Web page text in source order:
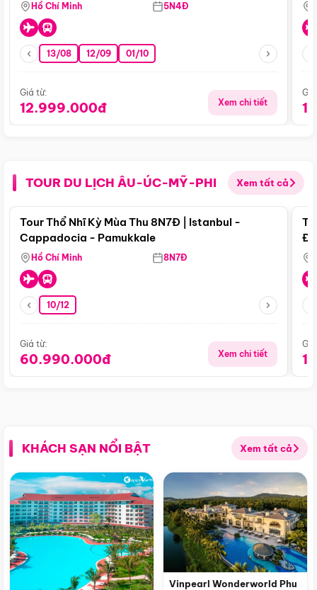
Hồ Chí Minh 5N4Đ
13/08 12/09 01/10
Giá từ:
12.999.000đ Xem chi tiết
TOUR DU LỊCH ÂU-ÚC-MỸ-PHI Xem tất cả
Điểm nổi bật
Tour Thổ Nhĩ Kỳ Mùa Thu 8N7Đ | Istanbul -
Cappadocia - Pamukkale
Hồ Chí Minh 8N7Đ
10/12
Giá từ:
60.990.000đ Xem chi tiết
KHÁCH SẠN NỔI BẬT Xem tất cả
Vinpearl Wonderworld Phu